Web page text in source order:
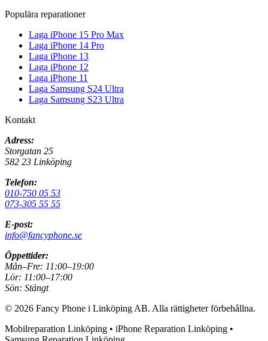
Populära reparationer
Laga iPhone 15 Pro Max
Laga iPhone 14 Pro
Laga iPhone 13
Laga iPhone 12
Laga iPhone 11
Laga Samsung S24 Ultra
Laga Samsung S23 Ultra
Kontakt
Adress:
Storgatan 25
582 23 Linköping
Telefon:
010-750 05 53
073-305 55 55
E-post:
info@fancyphone.se
Öppettider:
Mån–Fre: 11:00–19:00
Lör: 11:00–17:00
Sön: Stängt
© 2026 Fancy Phone i Linköping AB. Alla rättigheter förbehållna.
Mobilreparation Linköping • iPhone Reparation Linköping •